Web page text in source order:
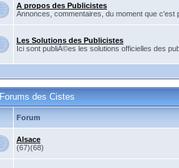
A propos des Publicistes
Annonces, commentaires, du moment que
Les Solutions des Publicistes
Ici sont publiÃ©es les solutions officielles des
Forums des Cistes
Forum
Alsace
(67)(68)